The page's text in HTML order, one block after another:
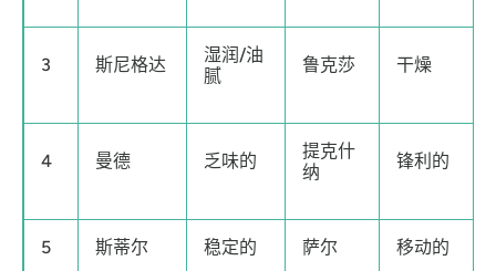
3 斯尼格达
湿润/油
腻
鲁克莎 干燥
4 曼德 乏味的
提克什
纳
锋利的
5 斯蒂尔 稳定的 萨尔 移动的